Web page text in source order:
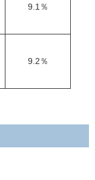
9.1％
9.2％